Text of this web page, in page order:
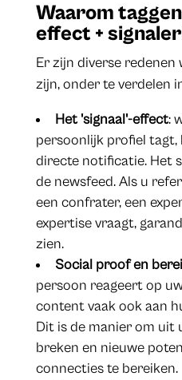
Waarom
effect +
Er zijn diverse
zijn, onder te verdelen
Het 'signaal'-effect:
persoonlijk profiel
directe notificatie. Het
de newsfeed. Als u
een confrater, een
expertise vraagt,
zien.
Social proof en
persoon reageert op
content vaak ook aan
Dit is de manier om uit
breken en nieuwe
connecties te bereiken.